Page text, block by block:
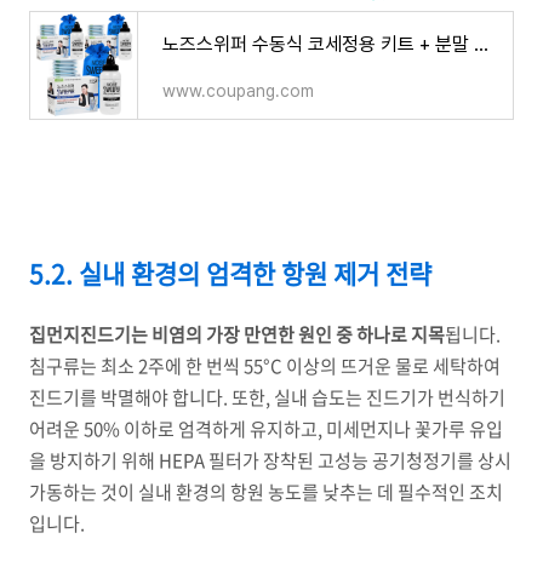
노즈스위퍼 수동식 코세정용 키트 + 분말 80p, 3개 - 코/호흡기건강 | 쿠팡
www.coupang.com
5.2. 실내 환경의 엄격한 항원 제거 전략
집먼지진드기는 비염의 가장 만연한 원인 중 하나로 지목됩니다.
침구류는 최소 2주에 한 번씩 55°C 이상의 뜨거운 물로 세탁하여
진드기를 박멸해야 합니다. 또한, 실내 습도는 진드기가 번식하기
어려운 50% 이하로 엄격하게 유지하고, 미세먼지나 꽃가루 유입
을 방지하기 위해 HEPA 필터가 장착된 고성능 공기청정기를 상시
가동하는 것이 실내 환경의 항원 농도를 낮추는 데 필수적인 조치
입니다.